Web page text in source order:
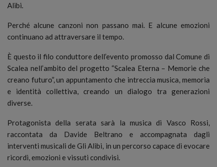
Alibi.
Perché alcune canzoni non passano mai. E alcune emozioni
continuano ad attraversare il tempo.
È questo il filo conduttore dell’evento promosso dal Comune di
Scalea nell’ambito del progetto “Scalea Eterna – Memorie che
creano futuro”, un appuntamento che intreccia musica, memoria
e identità collettiva, creando un dialogo tra generazioni
diverse.
Protagonista della serata sarà la musica di Vasco Rossi,
raccontata da Davide Beltrano e accompagnata dagli
interventi musicali de Gli Alibi, in un percorso capace di evocare
ricordi, emozioni e vissuti condivisi.